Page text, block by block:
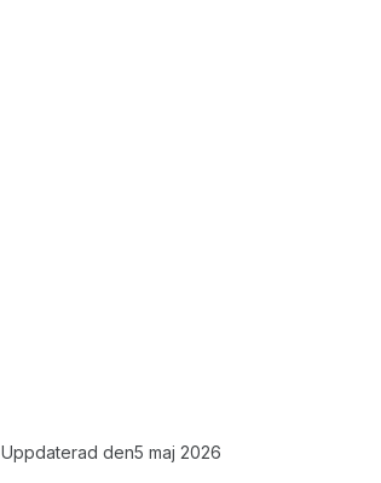
Uppdaterad den5 maj 2026